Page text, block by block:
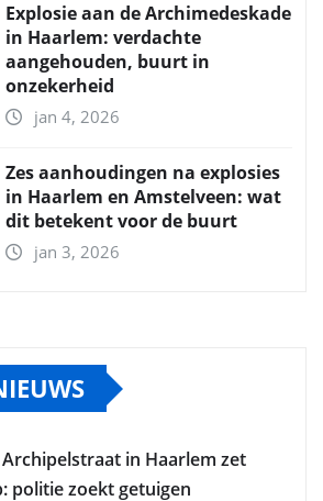
Explosie aan de Archimedeskade
in Haarlem: verdachte
aangehouden, buurt in
onzekerheid
jan 4, 2026
Zes aanhoudingen na explosies
in Haarlem en Amstelveen: wat
dit betekent voor de buurt
jan 3, 2026
in Haarlem zet
politie zoekt getuigen